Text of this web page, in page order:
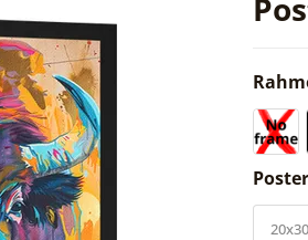
20x30